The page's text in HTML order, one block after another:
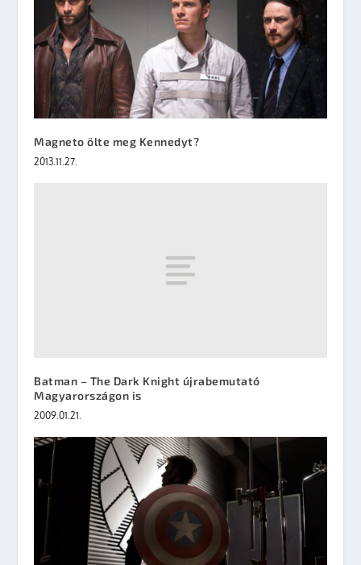
Magneto ölte meg Kennedyt?
2013.11.27.
Batman – The Dark Knight újrabemutató
Magyarországon is
2009.01.21.